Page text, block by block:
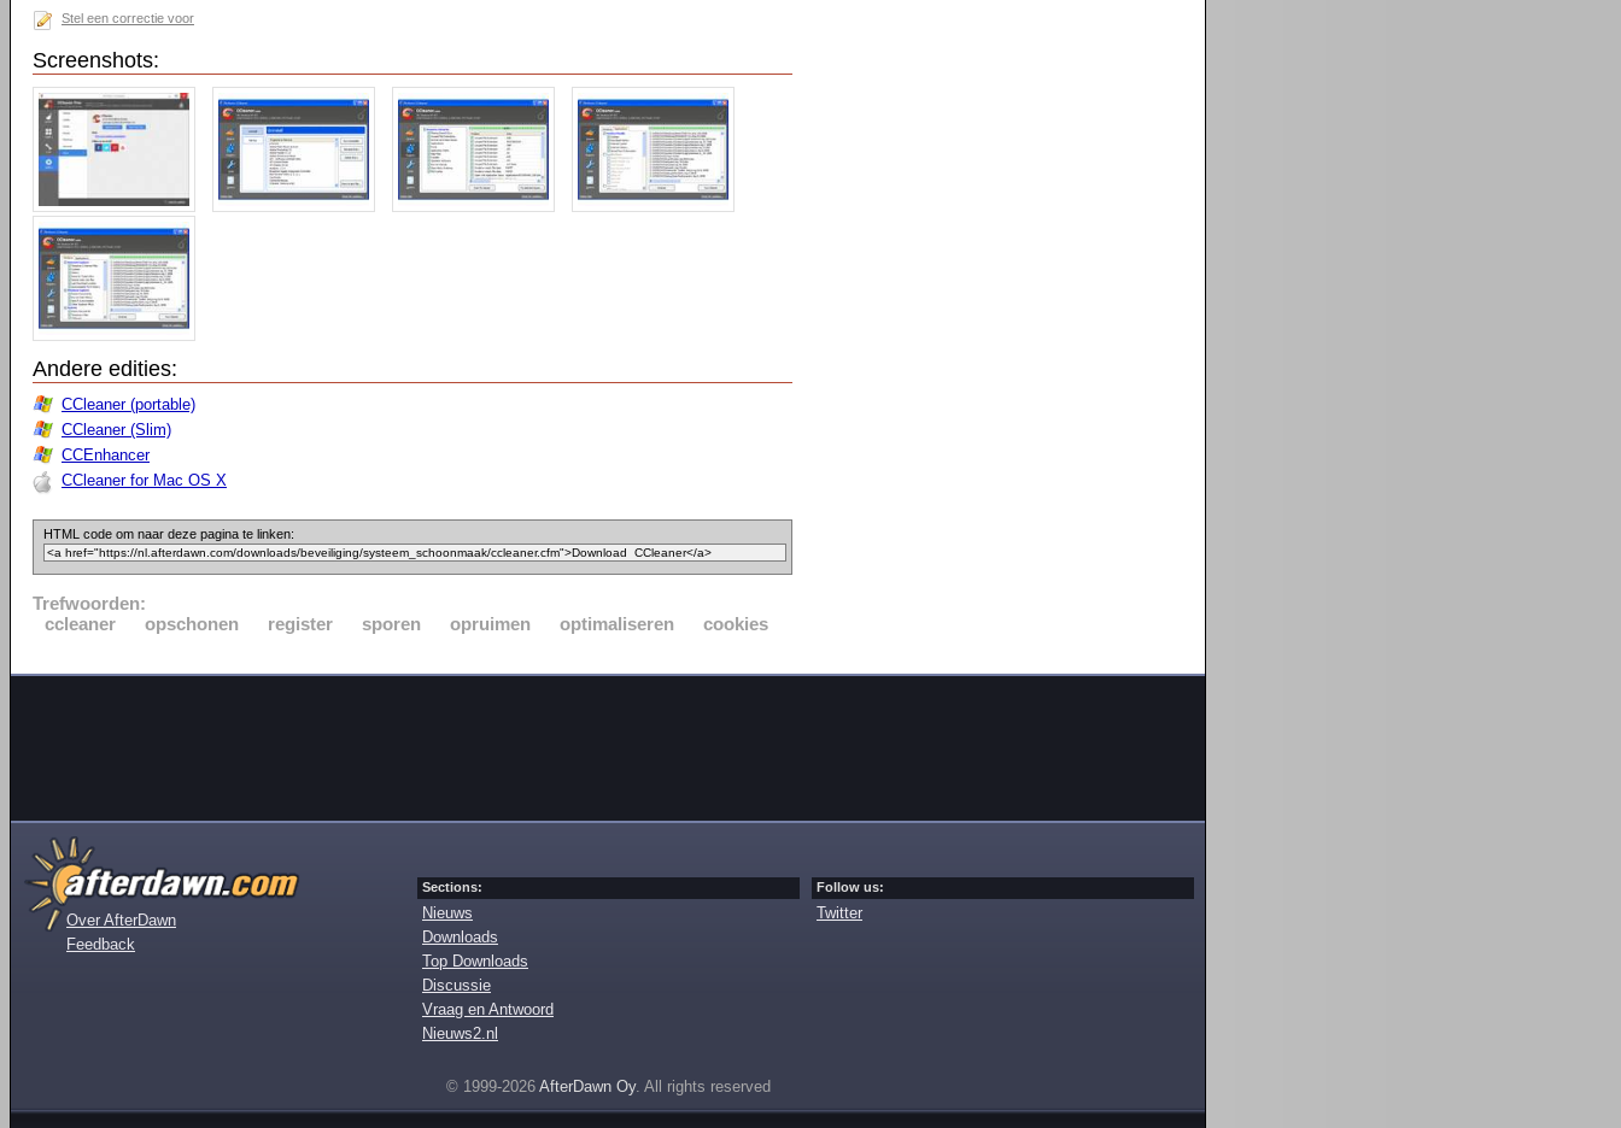
Stel een correctie voor
Screenshots:
Andere edities:
CCleaner (portable)
CCleaner (Slim)
CCEnhancer
CCleaner for Mac OS X
HTML code om naar deze pagina te linken:
Trefwoorden:
ccleaner
opschonen register sporen opruimen optimaliseren cookies
Over AfterDawn
Feedback
Sections:
Nieuws
Downloads
Top Downloads
Discussie
Vraag en Antwoord
Nieuws2.nl
Follow us:
Twitter
© 1999-2026 AfterDawn Oy. All rights reserved